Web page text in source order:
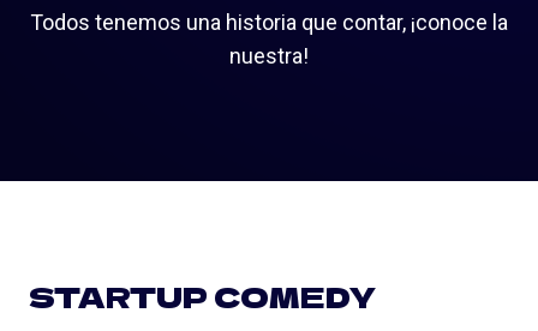
Todos tenemos una historia que contar, ¡conoce la
nuestra!
STARTUP COMEDY